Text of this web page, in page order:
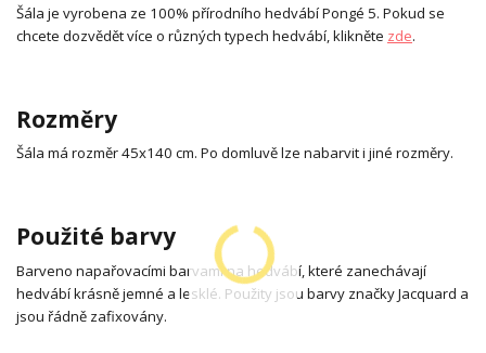
Šála je vyrobena ze 100% přírodního hedvábí Pongé 5. Pokud se
chcete dozvědět více o různých typech hedvábí, klikněte zde.
Rozměry
Šála má rozměr 45x140 cm. Po domluvě lze nabarvit i jiné rozměry.
Použité barvy
Barveno napařovacími barvami na hedvábí, které zanechávají
hedvábí krásně jemné a lesklé. Použity jsou barvy značky Jacquard a
jsou řádně zafixovány.